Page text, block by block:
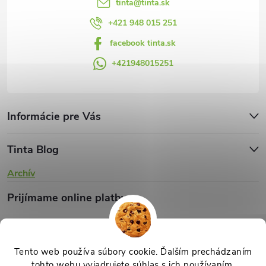
Tento web používa súbory cookie. Ďalším prechádzaním
s
u
tinta@tinta.sk
+421 948 015 251
facebook tinta.sk
+421948015251
Informácie pre Vás
Tinta Blog
Archív
Prijímame online platby